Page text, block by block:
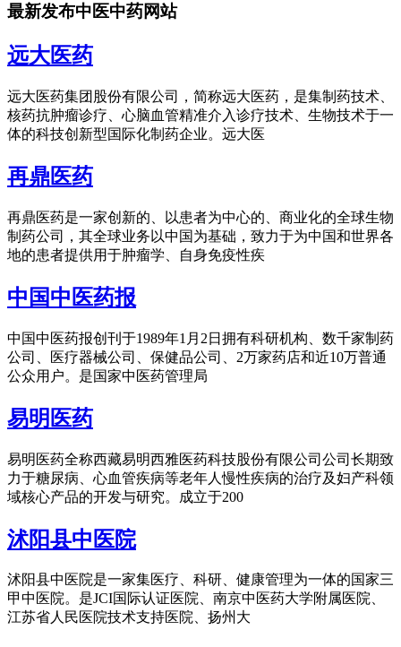
最新发布中医中药网站
远大医药
远大医药集团股份有限公司，简称远大医药，是集制药技术、
核药抗肿瘤诊疗、心脑血管精准介入诊疗技术、生物技术于一
体的科技创新型国际化制药企业。远大医
再鼎医药
再鼎医药是一家创新的、以患者为中心的、商业化的全球生物
制药公司，其全球业务以中国为基础，致力于为中国和世界各
地的患者提供用于肿瘤学、自身免疫性疾
中国中医药报
中国中医药报创刊于1989年1月2日拥有科研机构、数千家制药
公司、医疗器械公司、保健品公司、2万家药店和近10万普通
公众用户。是国家中医药管理局
易明医药
易明医药全称西藏易明西雅医药科技股份有限公司公司长期致
力于糖尿病、心血管疾病等老年人慢性疾病的治疗及妇产科领
域核心产品的开发与研究。成立于200
沭阳县中医院
沭阳县中医院是一家集医疗、科研、健康管理为一体的国家三
甲中医院。是JCI国际认证医院、南京中医药大学附属医院、
江苏省人民医院技术支持医院、扬州大